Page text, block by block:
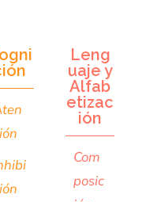
Leng
uaje y
Alfab
etizac
ión
Com
posic